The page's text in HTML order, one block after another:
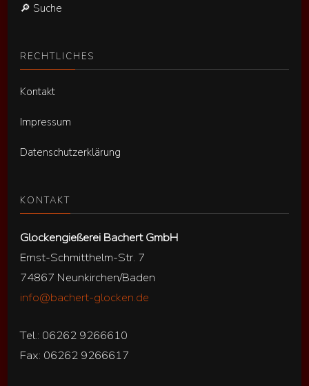
🔎 Suche
RECHTLICHES
Kontakt
Impressum
Datenschutzerklärung
KONTAKT
Glockengießerei Bachert GmbH
Ernst-Schmitthelm-Str. 7
74867 Neunkirchen/Baden
info@bachert-glocken.de
Tel.: 06262 9266610
Fax: 06262 9266617